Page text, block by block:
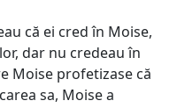
că ei cred în Moise,
dar nu credeau în
Moise profetizase că
sa, Moise a